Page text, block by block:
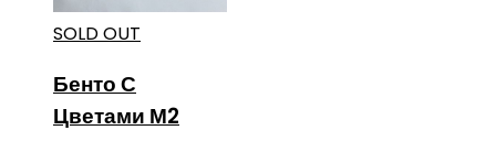
SOLD OUT
Бенто С
Цветами М2